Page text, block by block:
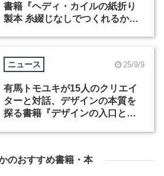
書籍『ヘディ・カイルの紙折り
製本 糸綴じなしでつくれるかわ
ニュース 25/9/9
有馬トモユキが15人のクリエイ
ターと対話、デザインの本質を
探る書籍『デザインの入口と出
のおすすめ書籍・本